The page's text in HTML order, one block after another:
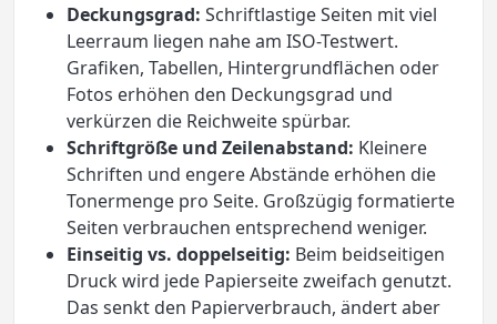
Deckungsgrad: Schriftlastige Seiten mit viel
Leerraum liegen nahe am ISO-Testwert.
Grafiken, Tabellen, Hintergrundflächen oder
Fotos erhöhen den Deckungsgrad und
verkürzen die Reichweite spürbar.
Schriftgröße und Zeilenabstand: Kleinere
Schriften und engere Abstände erhöhen die
Tonermenge pro Seite. Großzügig formatierte
Seiten verbrauchen entsprechend weniger.
Einseitig vs. doppelseitig: Beim beidseitigen
Druck wird jede Papierseite zweifach genutzt.
Das senkt den Papierverbrauch, ändert aber